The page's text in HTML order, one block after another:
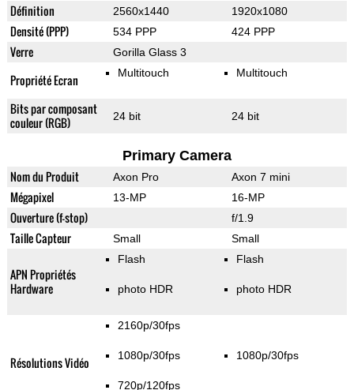
Définition 2560x1440 1920x1080
Densité (PPP) 534 PPP 424 PPP
Verre Gorilla Glass 3
Propriété Ecran Multitouch Multitouch
Bits par composant
couleur (RGB)
24 bit 24 bit
Primary Camera
Nom du Produit Axon Pro Axon 7 mini
Mégapixel 13-MP 16-MP
Ouverture (f-stop) f/1.9
Taille Capteur Small Small
APN Propriétés
Hardware
Flash
photo HDR
Flash
photo HDR
Résolutions Vidéo
2160p/30fps
1080p/30fps
720p/120fps
1080p/30fps